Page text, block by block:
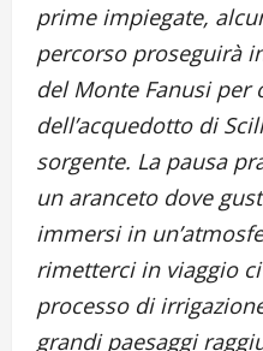
prime impiegate,
percorso proseguirà
del Monte Fanusi per
dell’acquedotto di
sorgente. La pausa
un aranceto dove
immersi in
rimetterci in viaggio
processo di
grandi paesaggi